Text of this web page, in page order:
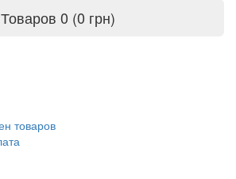
Товаров 0 (0 грн)
товаров